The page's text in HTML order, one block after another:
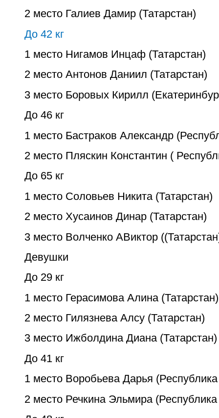
2 место Галиев Дамир (Татарстан)
До 42 кг
1 место Нигамов Инцаф (Татарстан)
2 место Антонов Даниил (Татарстан)
3 место Боровых Кирилл
До 46 кг
1 место Бастраков Александр
2 место Пляскин Константин (
До 65 кг
1 место Соловьев Никита (Татарстан)
2 место Хусаинов Динар (Татарстан)
3 место Волченко АВиктор
Девушки
До 29 кг
1 место Герасимова Алина (Татарстан)
2 место Гилязнева Алсу (Татарстан)
3 место Ижболдина Диана (Татарстан)
До 41 кг
1 место Воробьева Дарья
2 место Речкина Эльмира